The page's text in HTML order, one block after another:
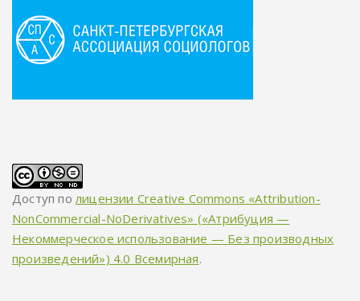
Доступ полицензии Creative Commons «Attribution-
NonCommercial-NoDerivatives» («Атрибуция —
Некоммерческое использование — Без производных
произведений») 4.0 Всемирная.